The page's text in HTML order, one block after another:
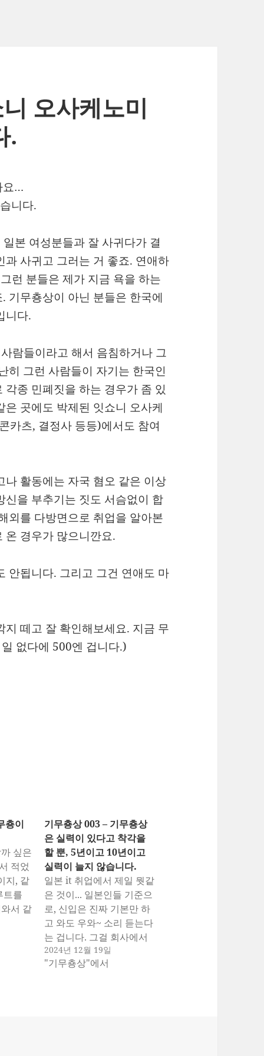
오사케노미
.
요…
니다.
본 여성분들과 잘 사귀다가 결
사귀고 그러는 거 좋죠. 연애하
런 분들은 제가 지금 욕을 하는
기무춍상이 아닌 분들은 한국에
니다.
람들이라고 해서 음침하거나 그
히 그런 사람들이 자기는 한국인
종 민폐짓을 하는 경우가 좀 있
곳에도 박제된 잇쇼니 오사케
카츠, 결정사 등등)에서도 참여
활동에는 자국 혐오 같은 이상
을 부추기는 짓도 서슴없이 합
외를 다방면으로 취업을 알아본
온 경우가 많으니깐요.
안됩니다. 그리고 그건 연애도 마
떼고 잘 확인해보세요. 지금 무
없다에 500엔 겁니다.)
춍이
싶은
적었
지, 같
트를
서 같
한
스다.
기무춍상 003 – 기무춍상
은 실력이 있다고 착각을
할 뿐, 5년이고 10년이고
실력이 늘지 않습니다.
일본 it 취업에서 제일 뭣같
은 것이... 일본인들 기준으
로, 신입은 진짜 기본만 하
고 와도 우와~ 소리 듣는다
는 겁니다. 그걸 회사에서
열심히 키우고 같이 시키고
해나가면서 만들어갑니다.
2024년 12월 19일
"기무춍상"에서